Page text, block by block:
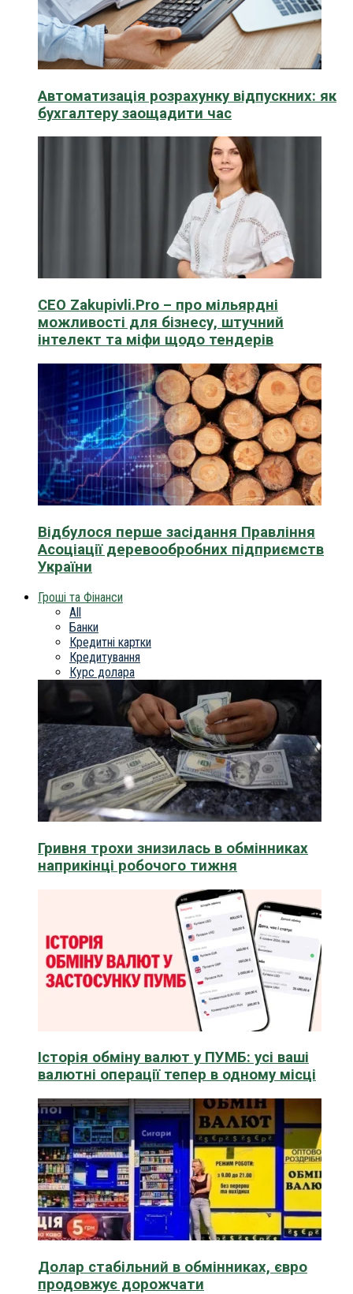
Автоматизація розрахунку відпускних: як
бухгалтеру заощадити час
CEO Zakupivli.Pro – про мільярдні
можливості для бізнесу, штучний
інтелект та міфи щодо тендерів
Відбулося перше засідання Правління
Асоціації деревообробних підприємств
України
Гроші та Фінанси
All
Банки
Кредитні картки
Кредитування
Курс долара
Гривня трохи знизилась в обмінниках
наприкінці робочого тижня
Історія обміну валют у ПУМБ: усі ваші
валютні операції тепер в одному місці
Долар стабільний в обмінниках, євро
продовжує дорожчати